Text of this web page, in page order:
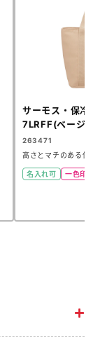
サーモス・保冷
7LRFF(ベージュ)
263471
高さとマチのある保冷
名入れ可 一色印刷